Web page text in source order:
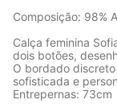
Composição: 98%
Calça feminina
dois botões,
O bordado
sofisticada e
Entrepernas: 73cm